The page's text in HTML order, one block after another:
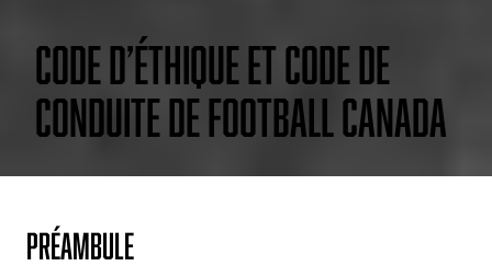
CODE D’ÉTHIQUE ET CODE DE
CONDUITE DE FOOTBALL CANADA
PRÉAMBULE